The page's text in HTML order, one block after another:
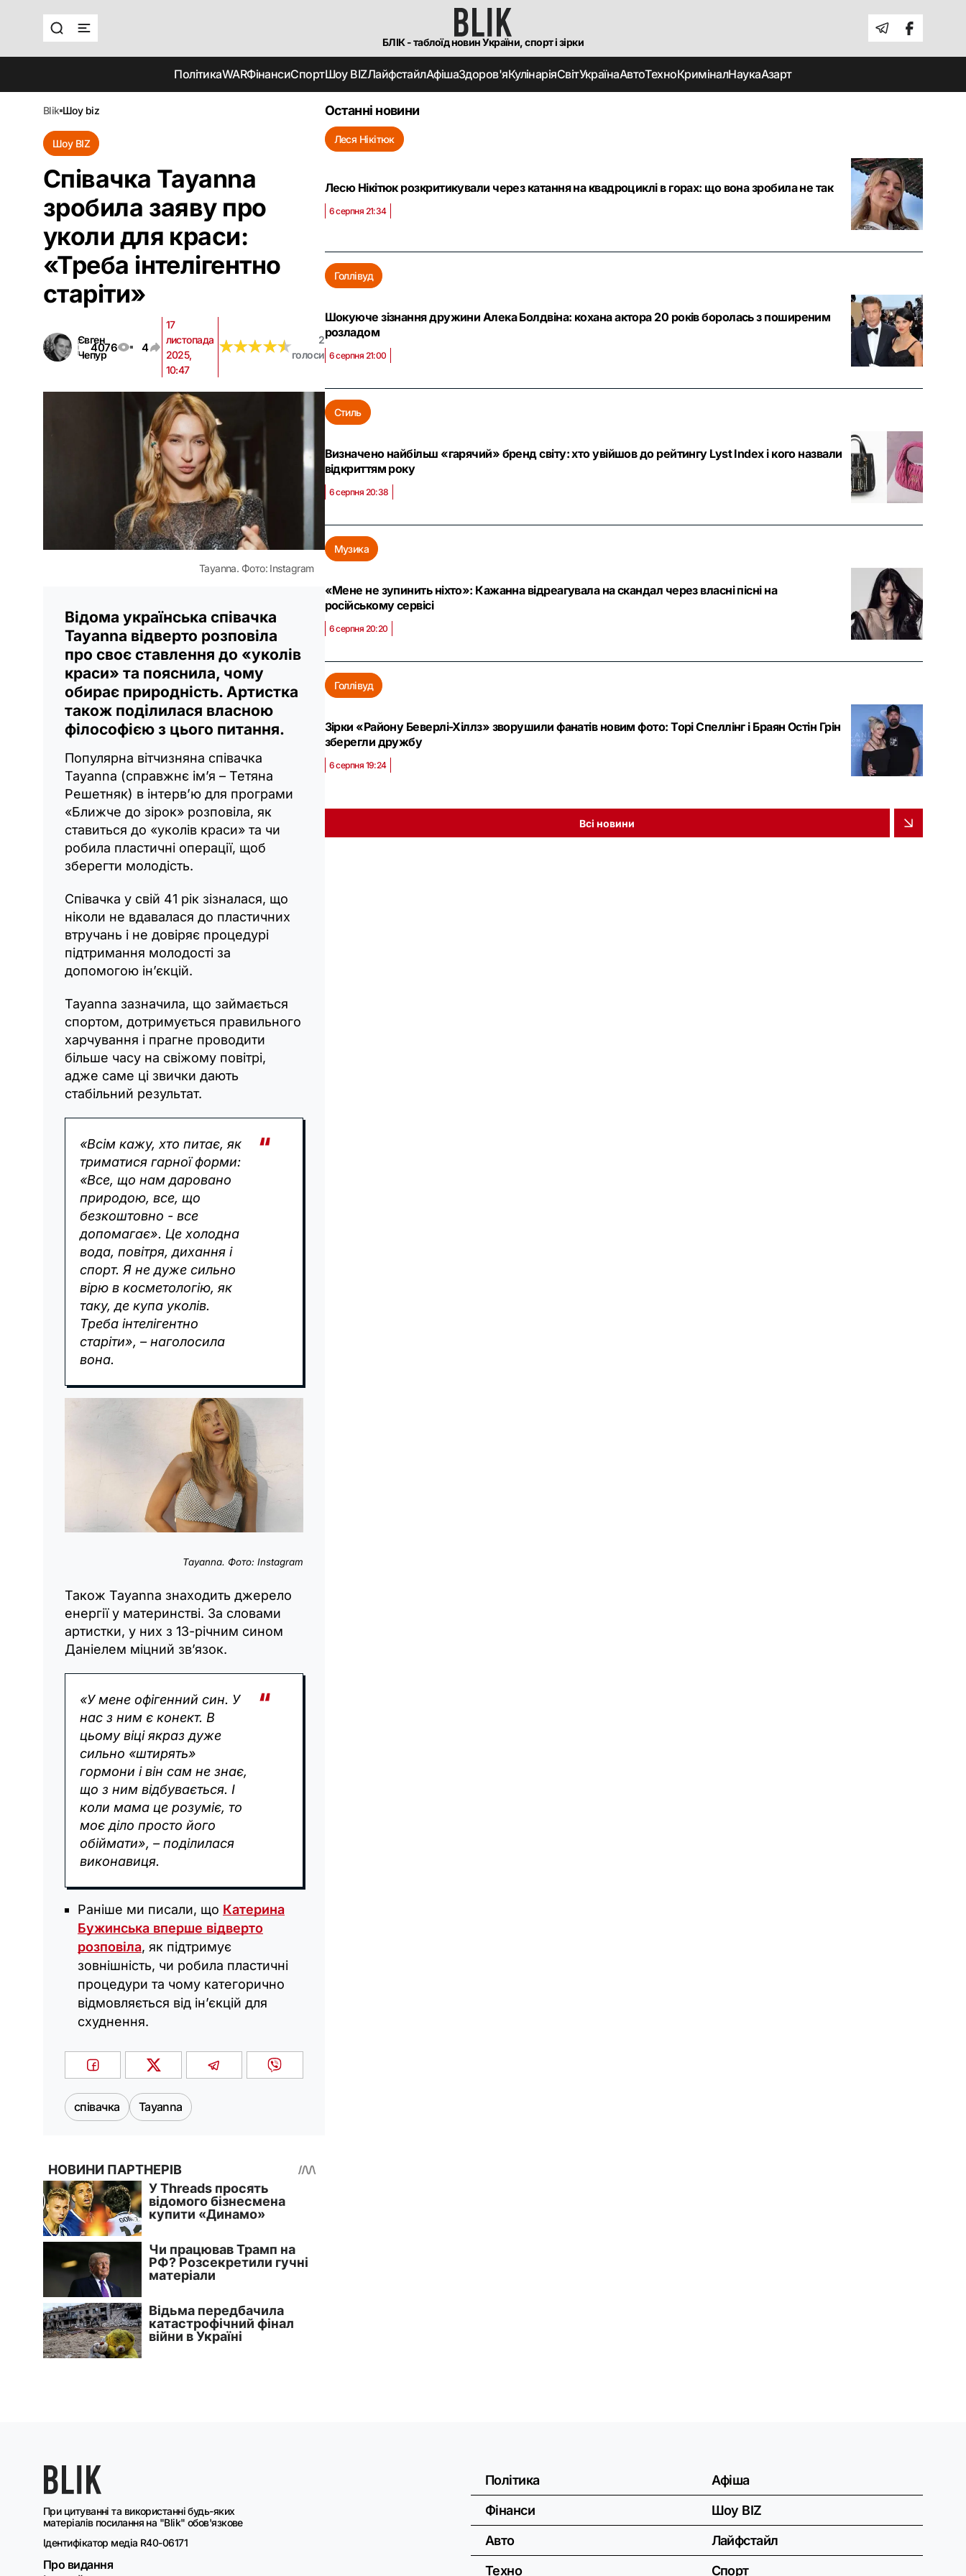
БЛІК - таблоїд новин України, спорт і зірки
ПолітикаWARФінансиСпортШоу BIZЛайфстайлАфішаЗдоров'яКулінаріяСвітУкраїнаАвтоТехноКриміналНаукаАзарт
blik шоу biz
Шоу BIZ
Співачка Tayanna
зробила заяву про
уколи для краси:
«Треба інтелігентно
старіти»
Євген
Чепур
4076 4
17
листопада
2025,
10:47
★★★★★
★★★★★
2
голоси
Tayanna. Фото: Instagram
Відома українська співачка
Tayanna відверто розповіла
про своє ставлення до «уколів
краси» та пояснила, чому
обирає природність. Артистка
також поділилася власною
філософією з цього питання.
Популярна вітчизняна співачка
Tayanna (справжнє ім’я – Тетяна
Решетняк) в інтерв’ю для програми
«Ближче до зірок» розповіла, як
ставиться до «уколів краси» та чи
робила пластичні операції, щоб
зберегти молодість.
Співачка у свій 41 рік зізналася, що
ніколи не вдавалася до пластичних
втручань і не довіряє процедурі
підтримання молодості за
допомогою ін’єкцій.
Tayanna зазначила, що займається
спортом, дотримується правильного
харчування і прагне проводити
більше часу на свіжому повітрі,
адже саме ці звички дають
стабільний результат.
«Всім кажу, хто питає, як
триматися гарної форми:
«Все, що нам даровано
природою, все, що
безкоштовно - все
допомагає». Це холодна
вода, повітря, дихання і
спорт. Я не дуже сильно
вірю в косметологію, як
таку, де купа уколів.
Треба інтелігентно
старіти», – наголосила
вона.
Tayanna. Фото: Instagram
Також Tayanna знаходить джерело
енергії у материнстві. За словами
артистки, у них з 13-річним сином
Даніелем міцний зв’язок.
«У мене офігенний син. У
нас з ним є конект. В
цьому віці якраз дуже
сильно «штирять»
гормони і він сам не знає,
що з ним відбувається. І
коли мама це розуміє, то
моє діло просто його
обіймати», – поділилася
виконавиця.
Раніше ми писали, що Катерина
Бужинська вперше відверто
розповіла, як підтримує
зовнішність, чи робила пластичні
процедури та чому категорично
відмовляється від ін’єкцій для
схуднення.
співачка Tayanna
Останні новини
Леся Нікітюк
Лесю Нікітюк розкритикували через катання на квадроциклі в горах: що вона зробила не так
6 серпня 21:34
Голлівуд
Шокуюче зізнання дружини Алека Болдвіна: кохана актора 20 років боролась з поширеним
розладом
6 серпня 21:00
Стиль
Визначено найбільш «гарячий» бренд світу: хто увійшов до рейтингу Lyst Index і кого назвали
відкриттям року
6 серпня 20:38
Музика
«Мене не зупинить ніхто»: Кажанна відреагувала на скандал через власні пісні на
російському сервісі
6 серпня 20:20
Голлівуд
Зірки «Району Беверлі-Хіллз» зворушили фанатів новим фото: Торі Спеллінг і Браян Остін Грін
зберегли дружбу
6 серпня 19:24
Всі новини
При цитуванні та використанні будь-яких
матеріалів посилання на "Blik" обов'язкове
Ідентифікатор медіа R40-06171
Про видання
Політика
Фінанси
Авто
Техно
Афіша
Шоу BIZ
Лайфстайл
Спорт